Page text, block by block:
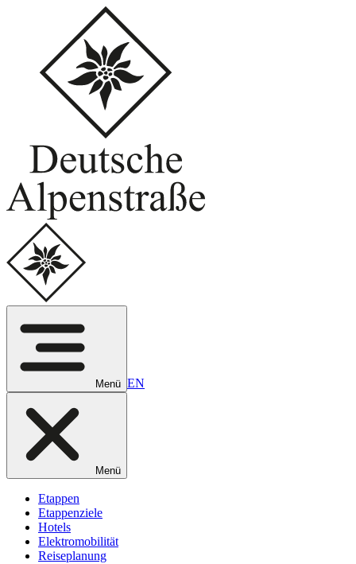
Menü EN
Menü
Etappen
Etappenziele
Hotels
Elektromobilität
Reiseplanung